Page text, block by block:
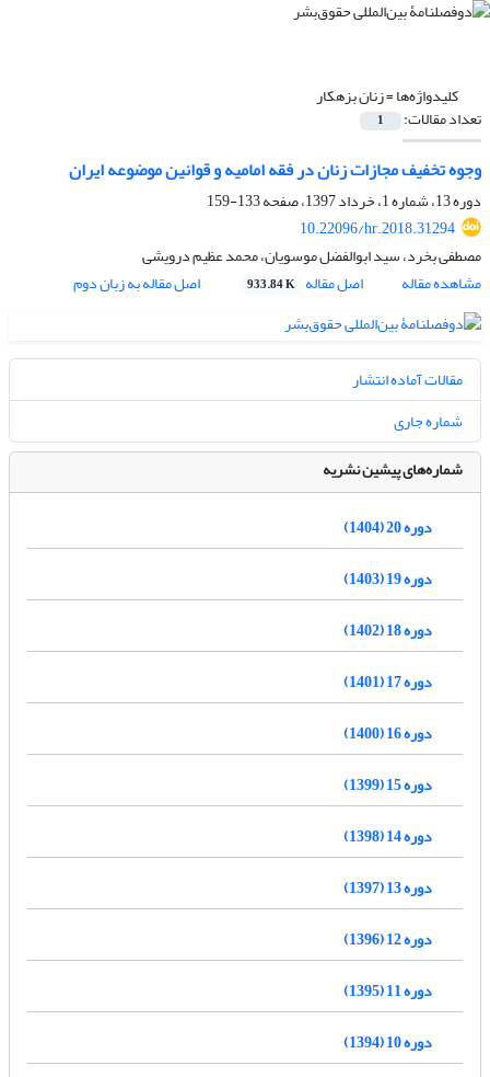
کلیدواژه‌ها =زنان بزهکار
تعداد مقالات: 1
وجوه تخفیف مجازات زنان در فقه امامیه و قوانین موضوعه ایران
دوره 13، شماره 1، خرداد 1397، صفحه
133-159
10.22096/hr.2018.31294
مصطفی بخرد، سید ابوالفضل موسویان، محمد عظیم درویشی
مشاهده مقاله
اصل مقاله 933.84 K اصل مقاله به زبان دوم
مقالات آماده انتشار
شماره جاری
شماره‌های پیشین نشریه
دوره 20 (1404)
دوره 19 (1403)
دوره 18 (1402)
دوره 17 (1401)
دوره 16 (1400)
دوره 15 (1399)
دوره 14 (1398)
دوره 13 (1397)
دوره 12 (1396)
دوره 11 (1395)
دوره 10 (1394)